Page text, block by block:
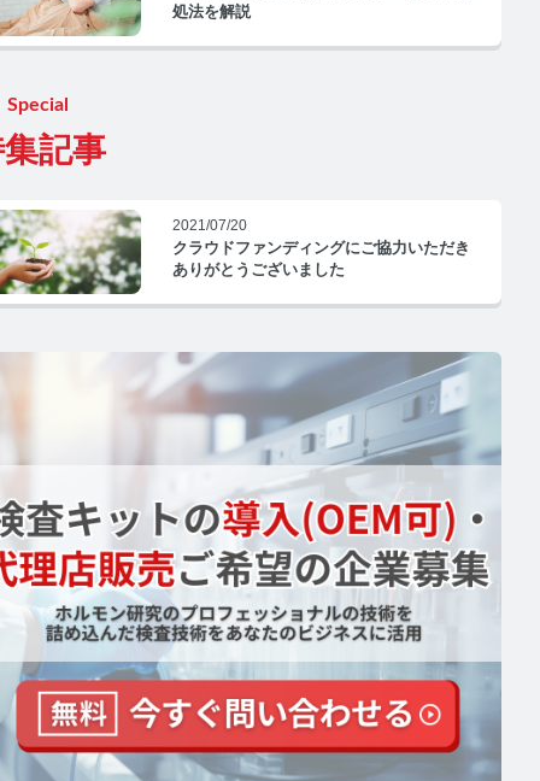
処法を解説
記事
Special
2021/07/20
クラウドファンディングにご協力いただき
ありがとうございました